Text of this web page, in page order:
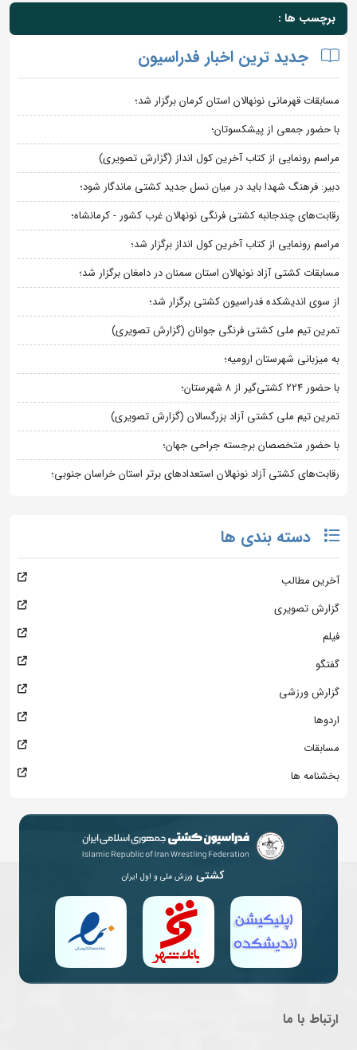
برچسب ها :
جدید ترین اخبار فدراسیون
مسابقات قهرمانی نونهالان استان کرمان برگزار شد؛
با حضور جمعی از پیشکسوتان؛
مراسم رونمایی از کتاب آخرین کول انداز (گزارش تصویری)
دبیر: فرهنگ شهدا باید در میان نسل جدید کشتی ماندگار شود؛
رقابت‌های چندجانبه کشتی فرنگی نونهالان غرب کشور - کرمانشاه؛
مراسم رونمایی از کتاب آخرین کول انداز برگزار شد؛
مسابقات کشتی آزاد نونهالان استان سمنان در دامغان برگزار شد؛
از سوی اندیشکده فدراسیون کشتی برگزار شد؛
تمرین تیم ملی کشتی فرنگی جوانان (گزارش تصویری)
به میزبانی شهرستان ارومیه؛
با حضور ۲۲۴ کشتی‌گیر از ۸ شهرستان؛
تمرین تیم ملی کشتی آزاد بزرگسالان (گزارش تصویری)
با حضور متخصصان برجسته جراحی جهان؛
رقابت‌های کشتی آزاد نونهالان استعدادهای برتر استان خراسان جنوبی؛
دسته بندی ها
آخرین مطالب
گزارش تصویری
فیلم
گفتگو
گزارش ورزشی
اردوها
مسابقات
بخشنامه ها
کشتی ورزش ملی و اول ایران
ارتباط با ما